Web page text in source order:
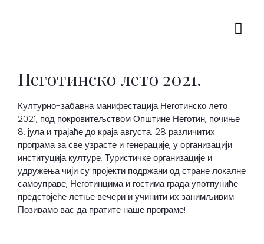
Неготинско лето 2021.
Културно-забавна манифестација Неготинско лето
2021, под покровитељством Општине Неготин, почиње
8. јула и трајаће до краја августа. 28 различитих
програма за све узрасте и генерације, у организацији
институција културе, Туристичке организације и
удружења чији су пројекти подржани од стране локалне
самоуправе, Неготинцима и гостима града употпуниће
предстојеће летње вечери и учинити их занимљивим.
Позивамо вас да пратите наше програме!